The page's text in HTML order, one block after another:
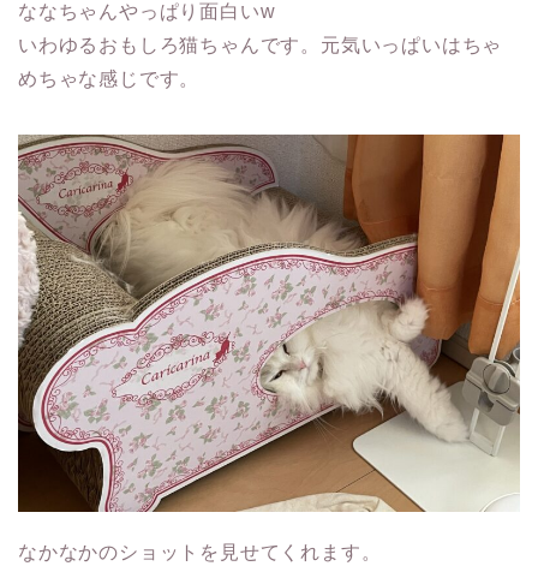
ななちゃんやっぱり面白いw
いわゆるおもしろ猫ちゃんです。元気いっぱいはちゃ
めちゃな感じです。
なかなかのショットを見せてくれます。